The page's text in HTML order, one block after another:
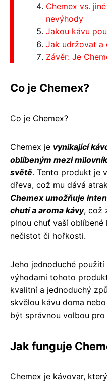
Chemex vs.
nevýhody
Jakou kávu
Jak udržovat a
Závěr: Je
Co je Chemex?
Co je Chemex?
Chemex je vynikající
oblíbeným mezi
světě. Tento produkt je
dřeva, což mu dává
Chemex umožňuje
chutí a aroma kávy, což
plnou chuť vaší
nečistot či hořkosti.
Jeho jednoduché
výhodami tohoto
kvalitní a jednoduchý
skvělou kávu doma
být správnou volbou pro
Jak funguje
Chemex je kávovar,